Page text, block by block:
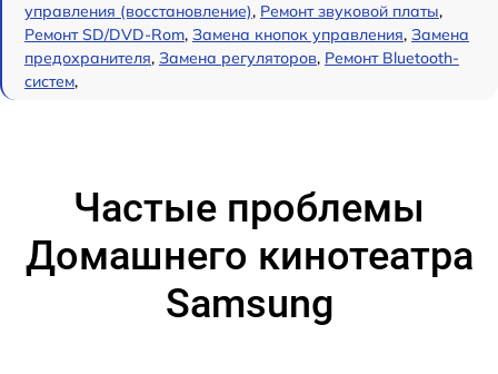
управления (восстановление), Ремонт звуковой платы,
Ремонт SD/DVD-Rom, Замена кнопок управления, Замена
предохранителя, Замена регуляторов, Ремонт Bluetooth-
систем,
Частые проблемы
Домашнего кинотеатра
Samsung